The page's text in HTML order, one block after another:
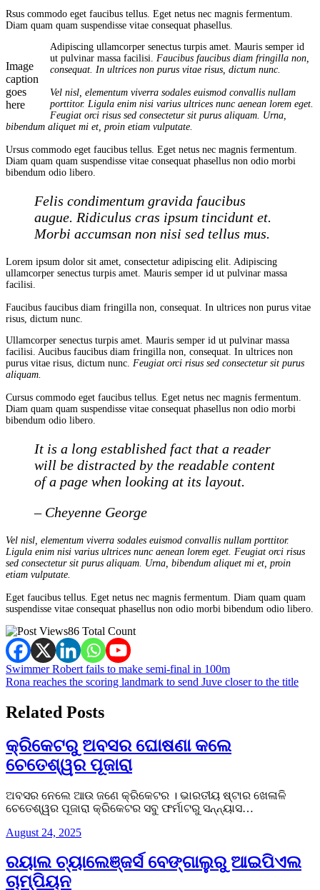
Rsus commodo eget faucibus tellus. Eget netus nec magnis fermentum.
Diam quam quam suspendisse vitae consequat phasellus.
Image
caption
goes
here
Adipiscing ullamcorper senectus turpis amet. Mauris semper id
ut pulvinar massa facilisi. Faucibus faucibus diam fringilla non,
consequat. In ultrices non purus vitae risus, dictum nunc.
Vel nisl, elementum viverra sodales euismod convallis nullam
porttitor. Ligula enim nisi varius ultrices nunc aenean lorem eget.
Feugiat orci risus sed consectetur sit purus aliquam. Urna,
bibendum aliquet mi et, proin etiam vulputate.
Ursus commodo eget faucibus tellus. Eget netus nec magnis fermentum.
Diam quam quam suspendisse vitae consequat phasellus non odio morbi
bibendum odio libero.
Felis condimentum gravida faucibus
augue. Ridiculus cras ipsum tincidunt et.
Morbi accumsan non nisi sed tellus mus.
Lorem ipsum dolor sit amet, consectetur adipiscing elit. Adipiscing
ullamcorper senectus turpis amet. Mauris semper id ut pulvinar massa
facilisi.
Faucibus faucibus diam fringilla non, consequat. In ultrices non purus vitae
risus, dictum nunc.
Ullamcorper senectus turpis amet. Mauris semper id ut pulvinar massa
facilisi. Aucibus faucibus diam fringilla non, consequat. In ultrices non
purus vitae risus, dictum nunc. Feugiat orci risus sed consectetur sit purus
aliquam.
Cursus commodo eget faucibus tellus. Eget netus nec magnis fermentum.
Diam quam quam suspendisse vitae consequat phasellus non odio morbi
bibendum odio libero.
It is a long established fact that a reader
will be distracted by the readable content
of a page when looking at its layout.
– Cheyenne George
Vel nisl, elementum viverra sodales euismod convallis nullam porttitor.
Ligula enim nisi varius ultrices nunc aenean lorem eget. Feugiat orci risus
sed consectetur sit purus aliquam. Urna, bibendum aliquet mi et, proin
etiam vulputate.
Eget faucibus tellus. Eget netus nec magnis fermentum. Diam quam quam
suspendisse vitae consequat phasellus non odio morbi bibendum odio libero.
86 Total Count
Post
navigation
Swimmer Robert fails to make semi-final in 100m
Rona reaches the scoring landmark to send Juve closer to the title
Related Posts
କ୍ରିକେଟରୁ ଅବସର ଘୋଷଣା କଲେ
ଚେତେଶ୍ୱର ପୂଜାରା
ଅବସର ନେଲେ ଆଉ ଜଣେ କ୍ରିକେଟର । ଭାରତୀୟ ଷ୍ଟାର ଖେଳାଳି
ଚେତେଶ୍ୱର ପୂଜାରା କ୍ରିକେଟର ସବୁ ଫର୍ମାଟରୁ ସନ୍ନ୍ୟାସ…
August 24, 2025
ରୟାଲ ଚ୍ୟାଲେଞ୍ଜର୍ସ ବେଙ୍ଗାଲୁରୁ ଆଇପିଏଲ
ଚାମ୍ପିୟନ